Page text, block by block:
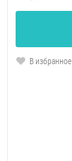
В избранное